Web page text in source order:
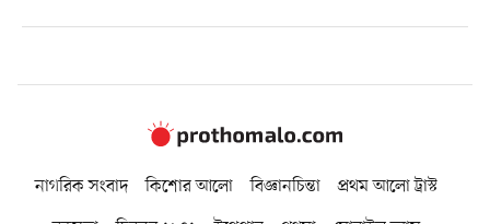
নাগরিক সংবাদ কিশোর আলো বিজ্ঞানচিন্তা
প্রথম আলো ট্রাস্ট